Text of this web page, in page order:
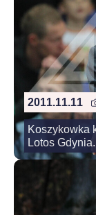
2011.11.11
Koszykowka
Lotos